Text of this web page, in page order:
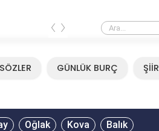
Mirkelam - Tavla Sözleri
‹ ›
GÜNLÜK BURÇ ŞİİR
Oğlak Kova Balık